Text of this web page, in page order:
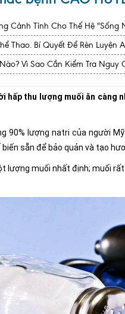
Cảnh Tỉnh Cho Thế Hệ "Sống
Thao. Bí Quyết Để Rèn Luyện
Vì Sao Cần Kiểm Tra Nguy
hấp thu lượng muối ăn càng
90% lượng natri của người
sẵn để bảo quản và tạo
lượng muối nhất định; muối